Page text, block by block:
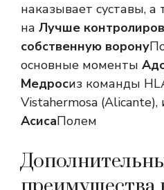
наказывает суставы, а
на Лучше
собственную ворону
основные моменты
Медросиз команды
Vistahermosa (Alicante),
АсисаПолем